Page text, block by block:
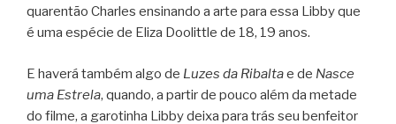
quarentão Charles ensinando a arte para essa Libby que
é uma espécie de Eliza Doolittle de 18, 19 anos.
E haverá também algo de Luzes da Ribaltae de Nasce
uma Estrela, quando, a partir de pouco além da metade
do filme, a garotinha Libby deixa para trás seu benfeitor